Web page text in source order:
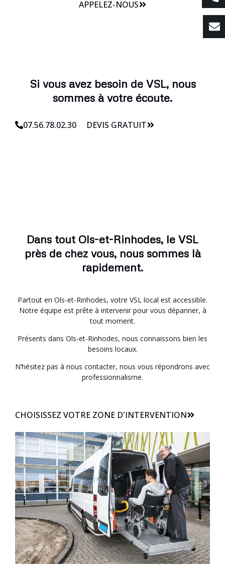
APPELEZ-NOUS
Si vous avez besoin de VSL, nous
sommes à votre écoute.
07.56.78.02.30 DEVIS GRATUIT
Dans tout Ols-et-Rinhodes, le VSL
près de chez vous, nous sommes là
rapidement.
Partout en Ols-et-Rinhodes, votre VSL local est accessible.
Notre équipe est prête à intervenir pour vous dépanner, à
tout moment.
Présents dans Ols-et-Rinhodes, nous connaissons bien les
besoins locaux.
N’hésitez pas à nous contacter, nous vous répondrons avec
professionnalisme.
CHOISISSEZ VOTRE ZONE D'INTERVENTION